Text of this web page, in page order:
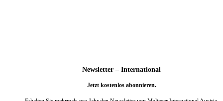
Newsletter – International
Jetzt kostenlos abonnieren.